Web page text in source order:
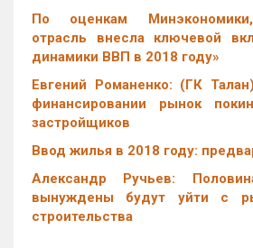
По оценкам Минэкономики,
отрасль внесла ключевой
динамики ВВП в 2018 году»
Евгений Романенко: (ГК
финансировании рынок
застройщиков
Ввод жилья в 2018 году:
Александр Ручьев:
вынуждены будут уйти с
строительства